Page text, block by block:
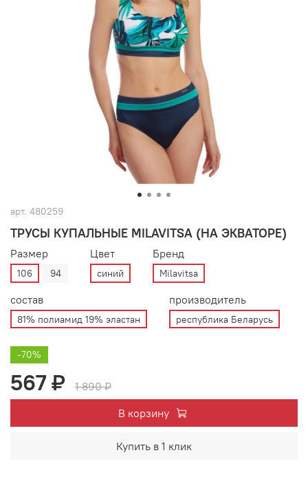
арт. 480259
ТРУСЫ КУПАЛЬНЫЕ MILAVITSA (НА ЭКВАТОРЕ)
Размер
106 94
Цвет
синий
Бренд
Milavitsa
состав
81% полиамид 19% эластан
производитель
республика Беларусь
-70%
567 ₽
1 890 ₽
В корзину
Купить в 1 клик